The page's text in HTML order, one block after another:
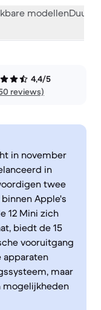
modellen
4,4/5
reviews)
in november
in
twee
Apple's
12 Mini zich
biedt de 15
vooruitgang
apparaten
maar
mogelijkheden